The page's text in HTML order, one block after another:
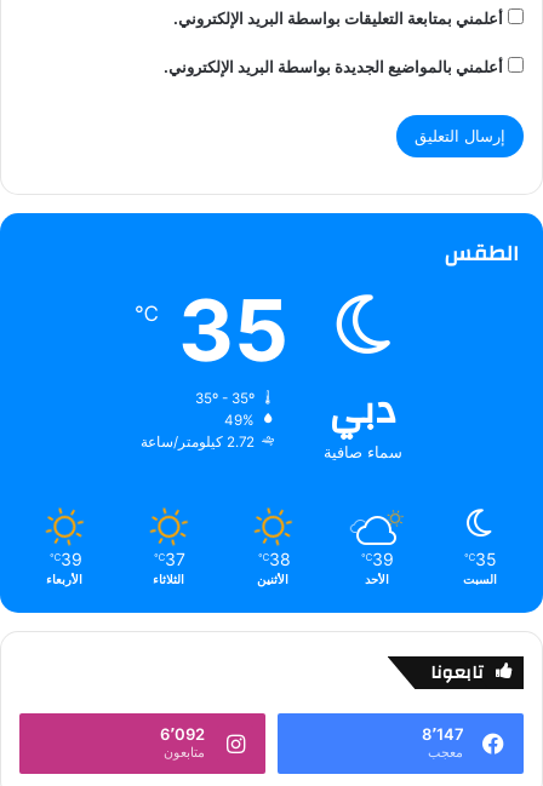
أعلمني بمتابعة التعليقات بواسطة البريد الإلكتروني.
أعلمني بالمواضيع الجديدة بواسطة البريد الإلكتروني.
الطقس
دبي
سماء صافية
35
℃
49%
2.72 كيلومتر/ساعة
35
℃
السبت
39
℃
الأحد
38
℃
الأثنين
37
℃
الثلاثاء
39
℃
الأربعاء
تابعونا
8٬147
معجب
6٬092
متابعون